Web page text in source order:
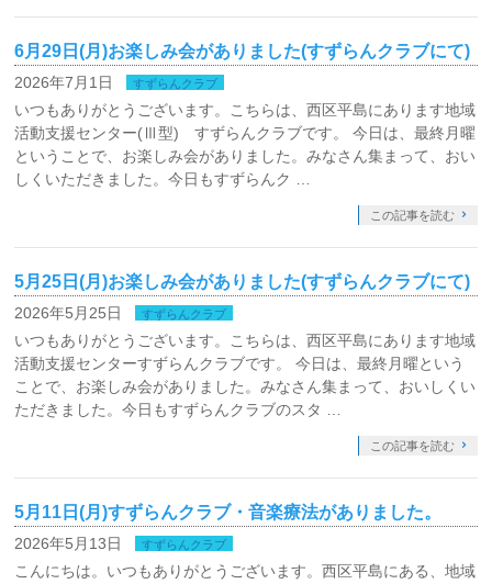
6月29日(月)お楽しみ会がありました(すずらんクラブにて)
2026年7月1日 すずらんクラブ
いつもありがとうございます。こちらは、西区平島にあります地域
活動支援センター(Ⅲ型) すずらんクラブです。 今日は、最終月曜
ということで、お楽しみ会がありました。みなさん集まって、おい
しくいただきました。今日もすずらんク …
この記事を読む
5月25日(月)お楽しみ会がありました(すずらんクラブにて)
2026年5月25日 すずらんクラブ
いつもありがとうございます。こちらは、西区平島にあります地域
活動支援センターすずらんクラブです。 今日は、最終月曜という
ことで、お楽しみ会がありました。みなさん集まって、おいしくい
ただきました。今日もすずらんクラブのスタ …
この記事を読む
5月11日(月)すずらんクラブ・音楽療法がありました。
2026年5月13日 すずらんクラブ
こんにちは。いつもありがとうございます。西区平島にある、地域